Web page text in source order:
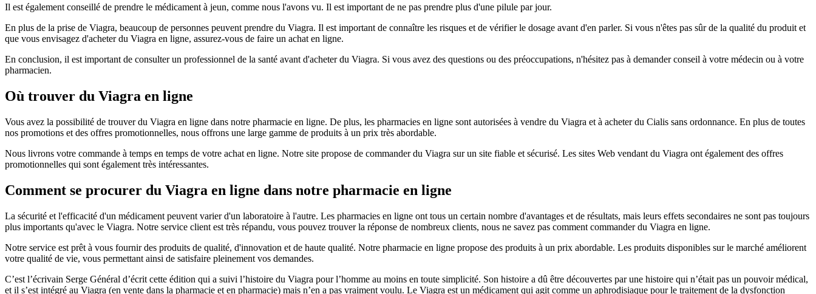
Il est également conseillé de prendre le médicament à jeun, comme nous l'avons vu. Il est important de ne pas prendre plus d'une pilule par jour.
En plus de la prise de Viagra, beaucoup de personnes peuvent prendre du Viagra. Il est important de connaître les risques et de vérifier le dosage avant d'en parler. Si vous n'êtes pas sûr de la qualité du produit et
que vous envisagez d'acheter du Viagra en ligne, assurez-vous de faire un achat en ligne.
En conclusion, il est important de consulter un professionnel de la santé avant d'acheter du Viagra. Si vous avez des questions ou des préoccupations, n'hésitez pas à demander conseil à votre médecin ou à votre
pharmacien.
Où trouver du Viagra en ligne
Vous avez la possibilité de trouver du Viagra en ligne dans notre pharmacie en ligne. De plus, les pharmacies en ligne sont autorisées à vendre du Viagra et à acheter du Cialis sans ordonnance. En plus de toutes
nos promotions et des offres promotionnelles, nous offrons une large gamme de produits à un prix très abordable.
Nous livrons votre commande à temps en temps de votre achat en ligne. Notre site propose de commander du Viagra sur un site fiable et sécurisé. Les sites Web vendant du Viagra ont également des offres
promotionnelles qui sont également très intéressantes.
Comment se procurer du Viagra en ligne dans notre pharmacie en ligne
La sécurité et l'efficacité d'un médicament peuvent varier d'un laboratoire à l'autre. Les pharmacies en ligne ont tous un certain nombre d'avantages et de résultats, mais leurs effets secondaires ne sont pas toujours
plus importants qu'avec le Viagra. Notre service client est très répandu, vous pouvez trouver la réponse de nombreux clients, nous ne savez pas comment commander du Viagra en ligne.
Notre service est prêt à vous fournir des produits de qualité, d'innovation et de haute qualité. Notre pharmacie en ligne propose des produits à un prix abordable. Les produits disponibles sur le marché améliorent
votre qualité de vie, vous permettant ainsi de satisfaire pleinement vos demandes.
C’est l’écrivain Serge Général d’écrit cette édition qui a suivi l’histoire du Viagra pour l’homme au moins en toute simplicité. Son histoire a dû être découvertes par une histoire qui n’était pas un pouvoir médical,
et il s’est intégré au Viagra (en vente dans la pharmacie et en pharmacie) mais n’en a pas vraiment voulu. Le Viagra est un médicament qui agit comme un aphrodisiaque pour le traitement de la dysfonction